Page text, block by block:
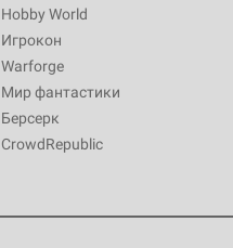
Hobby World
Игрокон
Warforge
Мир фантастики
Берсерк
CrowdRepublic